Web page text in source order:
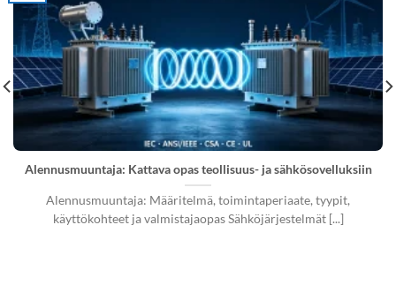
Alennusmuuntaja: Kattava opas teollisuus- ja sähkösovelluksiin
Alennusmuuntaja: Määritelmä, toimintaperiaate, tyypit,
käyttökohteet ja valmistajaopas Sähköjärjestelmät [...]